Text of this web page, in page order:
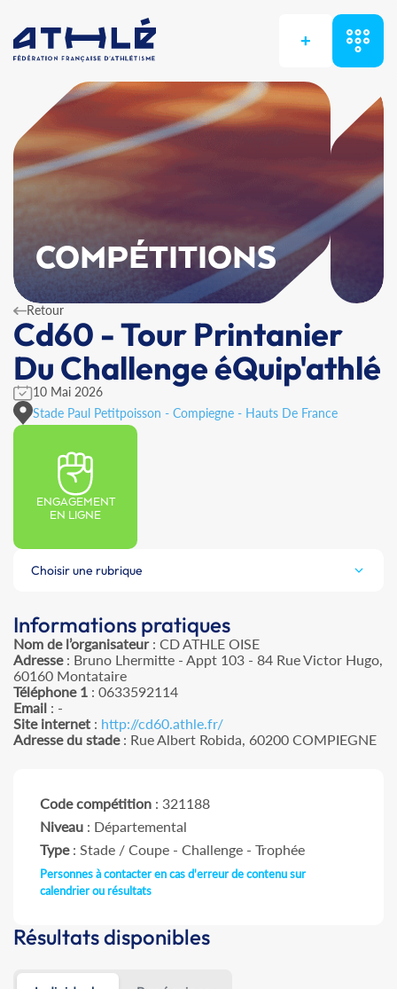
+
COMPÉTITIONS
Retour
Cd60 - Tour Printanier
Du Challenge éQuip'athlé
10 Mai 2026
Stade Paul Petitpoisson - Compiegne - Hauts De France
ENGAGEMENT
EN LIGNE
Choisir une rubrique
Informations pratiques
Nom de l’organisateur: CD ATHLE OISE
Adresse: Bruno Lhermitte - Appt 103 - 84 Rue Victor Hugo,
60160 Montataire
Téléphone 1 : 0633592114
Email : -
Site internet : http://cd60.athle.fr/
Adresse du stade: Rue Albert Robida, 60200 COMPIEGNE
Code compétition : 321188
Niveau : Départemental
Type: Stade / Coupe - Challenge - Trophée
Personnes à contacter en cas d'erreur de contenu sur
calendrier ou résultats
Résultats disponibles